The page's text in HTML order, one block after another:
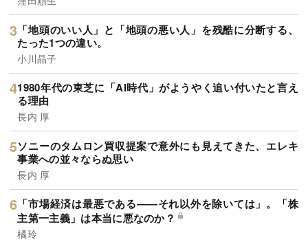
「地頭のいい人」と「地頭の悪い人」を残酷に分断する、
たった1つの違い。
小川晶子
1980年代の東芝に「AI時代」がようやく追い付いたと言え
る理由
長内 厚
ソニーのタムロン買収提案で意外にも見えてきた、エレキ
事業への並々ならぬ思い
長内 厚
「市場経済は最悪である――それ以外を除いては」。「株
主第一主義」は本当に悪なのか？
橘玲